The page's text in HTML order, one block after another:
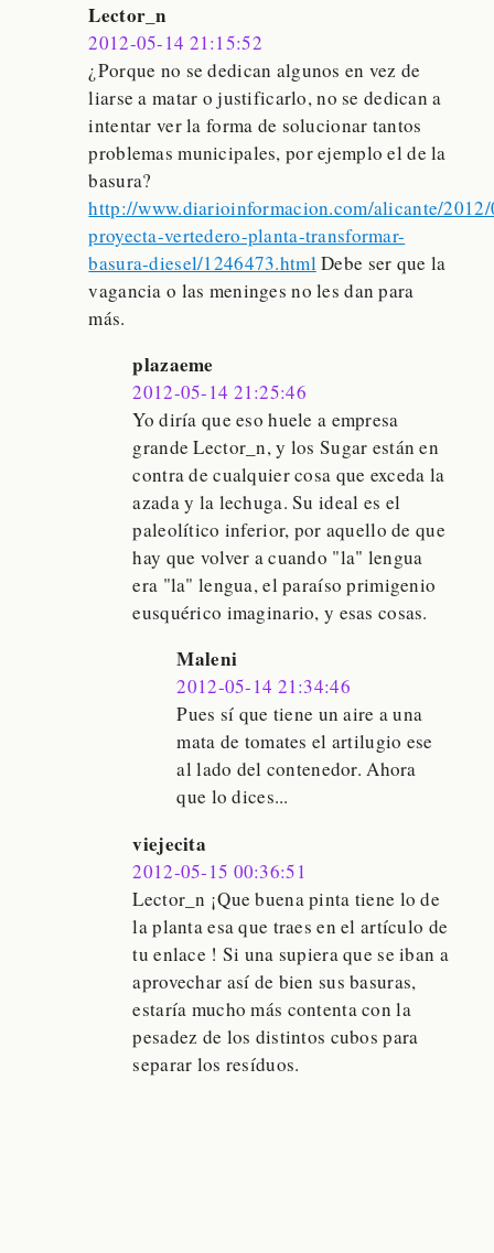
Lector_n
2012-05-14 21:15:52
¿Porque no se dedican algunos en vez de
liarse a matar o justificarlo, no se dedican a
intentar ver la forma de solucionar tantos
problemas municipales, por ejemplo el de la
basura?
http://www.diarioinformacion.com/alicante/
proyecta-vertedero-planta-transformar-
basura-diesel/1246473.htmlDebe ser que la
vagancia o las meninges no les dan para
más.
plazaeme
2012-05-14 21:25:46
Yo diría que eso huele a empresa
grande Lector_n, y los Sugar están en
contra de cualquier cosa que exceda la
azada y la lechuga. Su ideal es el
paleolítico inferior, por aquello de que
hay que volver a cuando "la" lengua
era "la" lengua, el paraíso primigenio
eusquérico imaginario, y esas cosas.
Maleni
2012-05-14 21:34:46
Pues sí que tiene un aire a una
mata de tomates el artilugio ese
al lado del contenedor. Ahora
que lo dices...
viejecita
2012-05-15 00:36:51
Lector_n ¡Que buena pinta tiene lo de
la planta esa que traes en el artículo de
tu enlace ! Si una supiera que se iban a
aprovechar así de bien sus basuras,
estaría mucho más contenta con la
pesadez de los distintos cubos para
separar los resíduos.